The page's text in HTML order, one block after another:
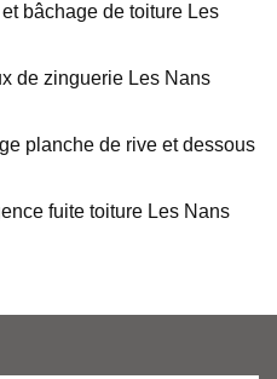
bâchage de toiture Les
de zinguerie Les Nans
planche de rive et dessous
fuite toiture Les Nans